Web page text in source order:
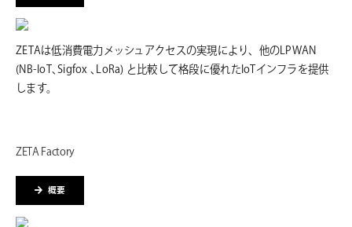
ZETAは低消費電力メッシュアクセスの実現により、他のLPWAN
(NB-IoT､Sigfox ､LoRa) と比較して格段に優れたIoTインフラを提供
します。
ZETA Factory
概要